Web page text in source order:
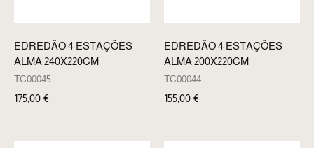
EDREDÃO 4 ESTAÇÕES
ALMA 240X220CM
TC00045
175,00 €
EDREDÃO 4 ESTAÇÕES
ALMA 200X220CM
TC00044
155,00 €